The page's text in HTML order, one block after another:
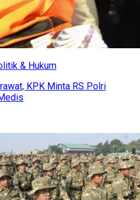
& Hukum
KPK Minta RS Polri